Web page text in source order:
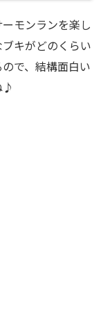
モンランを楽し
キがどのくらい
で、結構面白い
♪